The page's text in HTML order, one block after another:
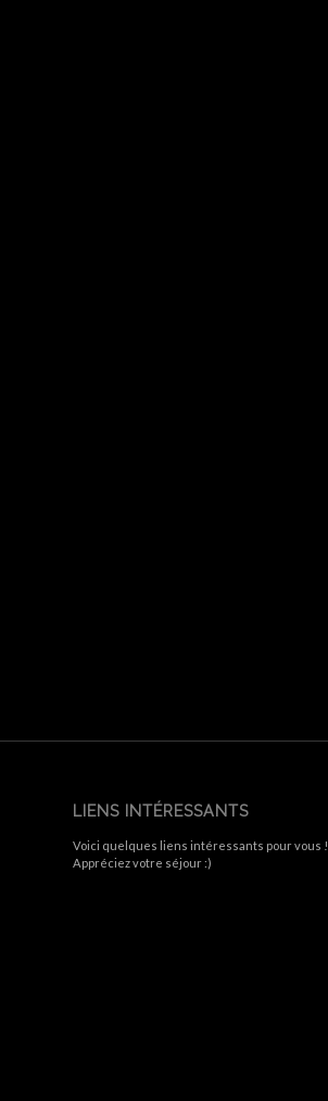
LIENS INTÉRESSANTS
Voici quelques liens intéressants pour vous !
Appréciez votre séjour :)